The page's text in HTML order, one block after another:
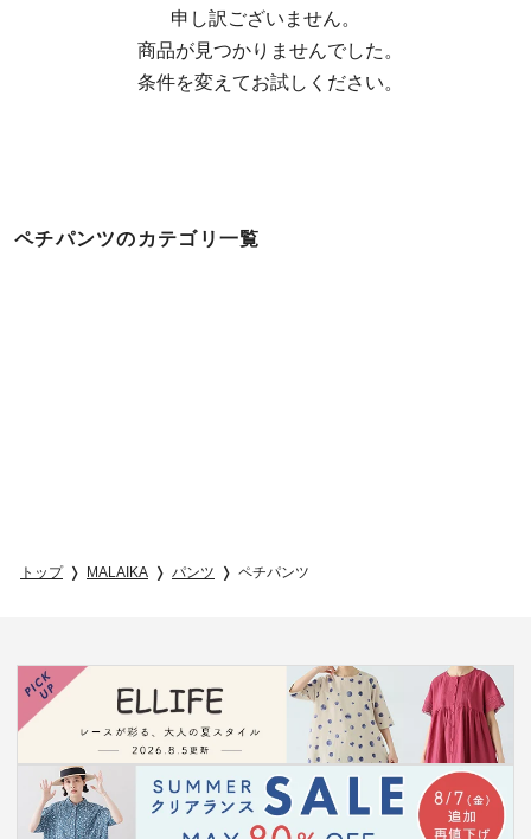
申し訳ございません。
  条件を変えてお試しください。
ペチパンツのカテゴリ一覧
トップ MALAIKA パンツ ペチパンツ